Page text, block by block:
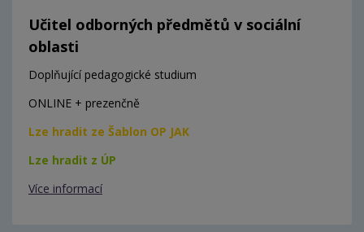
Učitel odborných předmětů v sociální
oblasti
Doplňující pedagogické studium
ONLINE + prezenčně
Lze hradit ze Šablon OP JAK
Lze hradit z ÚP
Více informací